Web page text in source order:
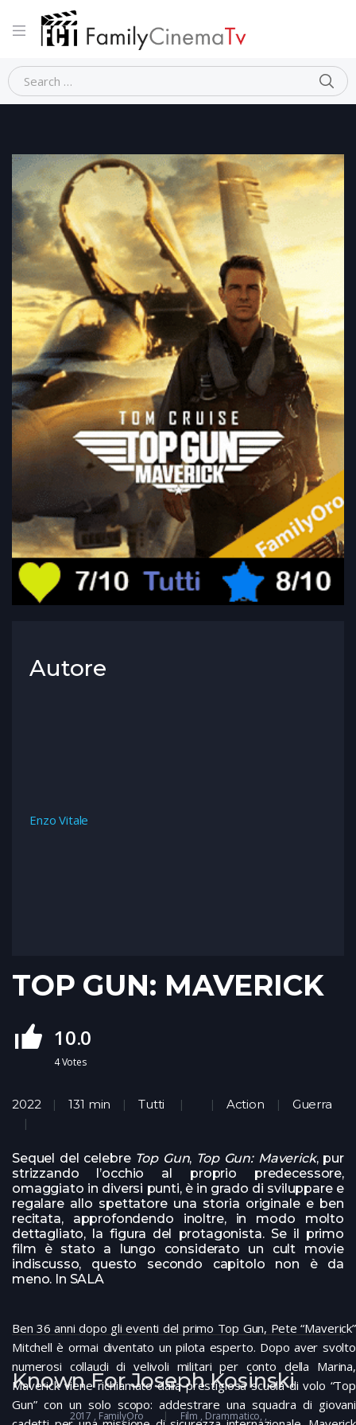
Home Action
TOP GUN: MAVERICK
10.0
4Votes
2022 131 min Tutti Action Guerra
Sequel del celebre Top Gun, Top Gun: Maverick, pur
strizzando l’occhio al proprio predecessore,
omaggiato in diversi punti, è in grado di sviluppare e
regalare allo spettatore una storia originale e ben
recitata, approfondendo inoltre, in modo molto
dettagliato, la figura del protagonista. Se il primo
film è stato a lungo considerato un cult movie
indiscusso, questo secondo capitolo non è da
meno. In SALA
Ben 36 anni dopo gli eventi del primo Top Gun, Pete “Maverick”
Mitchell è ormai diventato un pilota esperto. Dopo aver svolto
numerosi collaudi di velivoli militari per conto della Marina,
Maverick viene richiamato dalla prestigiosa scuola di volo “Top
Gun” con un solo scopo: addestrare una squadra di giovani
Known For Joseph Kosinski
2017 FamilyOro Film Drammatico
Autore
Enzo Vitale